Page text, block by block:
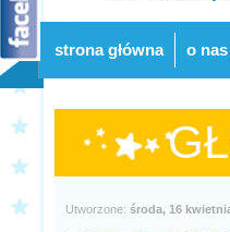
strona główna o nas
Utworzone: środa, 16